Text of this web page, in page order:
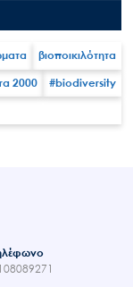
βιοποικιλότητα
2000 #biodiversity